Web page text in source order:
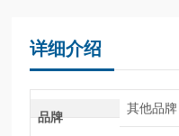
详细介绍
品牌
其他品牌